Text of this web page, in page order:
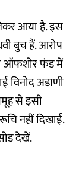
लेकर आया है. इस
बुच हैं. आरोप
ऑफशोर फंड में
विनोद अडाणी
से इसी
नहीं दिखाई.
देखें.